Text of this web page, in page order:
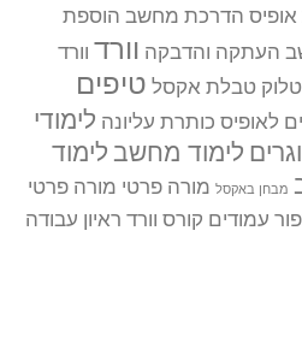
הדרכת מחשב הוספת
העתקה והדבקה וורד וורד
טבלת אקסל טיפים
לאופיס כותרת עליונה לימודי
לימוד מחשב לימוד
מבחן באקסל מורה פרטי מורה פרטי
עמודים קורס וורד ראיון עבודה